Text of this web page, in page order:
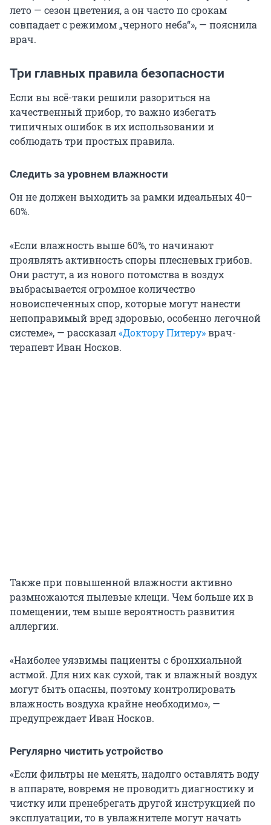
лето — сезон цветения, а он часто по срокам
совпадает с режимом „черного неба“», — пояснила
врач.
Три главных правила безопасности
Если вы всё-таки решили разориться на
качественный прибор, то важно избегать
типичных ошибок в их использовании и
соблюдать три простых правила.
Следить за уровнем влажности
Он не должен выходить за рамки идеальных 40–
60%.
«Если влажность выше 60%, то начинают
проявлять активность споры плесневых грибов.
Они растут, а из нового потомства в воздух
выбрасывается огромное количество
новоиспеченных спор, которые могут нанести
непоправимый вред здоровью, особенно легочной
системе», — рассказал«Доктору Питеру»врач-
терапевт Иван Носков.
Также при повышенной влажности активно
размножаются пылевые клещи. Чем больше их в
помещении, тем выше вероятность развития
аллергии.
«Наиболее уязвимы пациенты с бронхиальной
астмой. Для них как сухой, так и влажный воздух
могут быть опасны, поэтому контролировать
влажность воздуха крайне необходимо», —
предупреждает Иван Носков.
Регулярно чистить устройство
«Если фильтры не менять, надолго оставлять воду
в аппарате, вовремя не проводить диагностику и
чистку или пренебрегать другой инструкцией по
эксплуатации, то в увлажнителе могут начать